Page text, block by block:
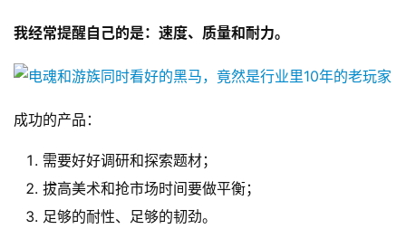
日
游
接
我经常提醒自己的是：速度、质量和耐力。
成功的产品：
需要好好调研和探索题材；
拔高美术和抢市场时间要做平衡；
足够的耐性、足够的韧劲。